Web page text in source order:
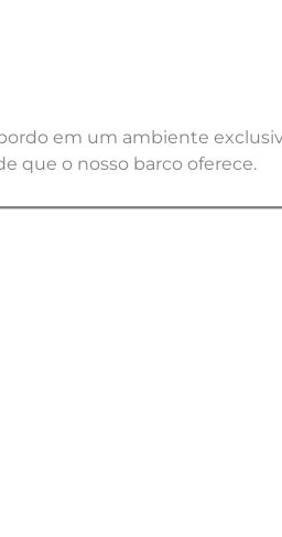
em um ambiente
que o nosso barco oferece.